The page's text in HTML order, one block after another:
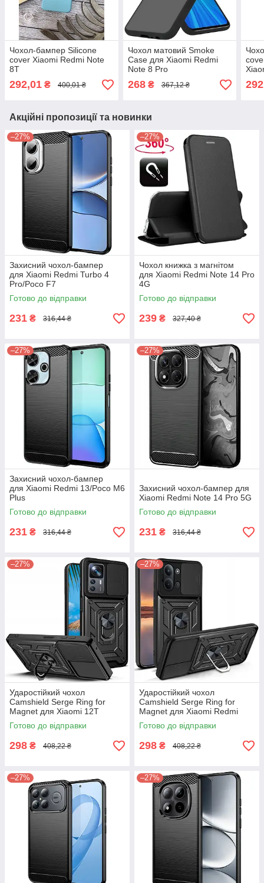
Чохол-бампер Silicone
cover Xiaomi Redmi Note
8T
292,01 ₴ 400,01 ₴
Чохол матовий Smoke
Case для Xiaomi Redmi
Note 8 Pro
268₴ 367,12 ₴
Акційні пропозиції та новинки
–27%
Захисний чохол-бампер
для Xiaomi Redmi Turbo 4
Pro/Poco F7
Готово до відправки
231 ₴ 316,44 ₴
–27%
Чохол книжка з магнітом
для Xiaomi Redmi Note 14 Pro
4G
Готово до відправки
239 ₴ 327,40 ₴
–27%
Захисний чохол-бампер
для Xiaomi Redmi 13/Poco M6
Plus
Готово до відправки
231 ₴ 316,44 ₴
–27%
Захисний чохол-бампер для
Xiaomi Redmi Note 14 Pro 5G
Готово до відправки
231 ₴ 316,44 ₴
–27%
Ударостійкий чохол
Camshield Serge Ring for
Magnet для Xiaomi 12T
Готово до відправки
298 ₴ 408,22 ₴
–27%
Ударостійкий чохол
Camshield Serge Ring for
Magnet для Xiaomi Redmi
15C
Готово до відправки
298 ₴ 408,22 ₴
–27% –27%